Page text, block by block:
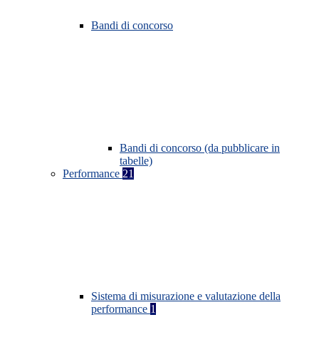
Bandi di concorso
Bandi di concorso (da pubblicare in
tabelle)
Performance 21
Sistema di misurazione e valutazione della
performance 1